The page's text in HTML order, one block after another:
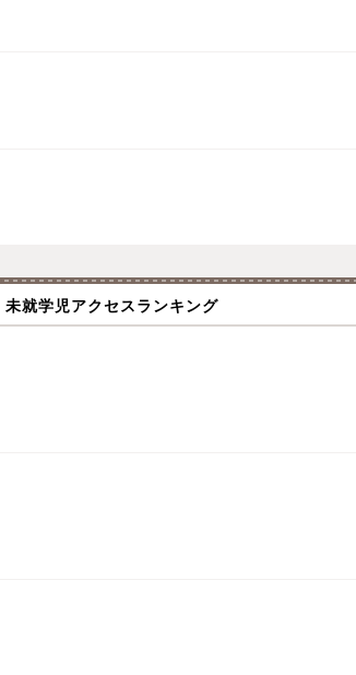
未就学児アクセスランキング